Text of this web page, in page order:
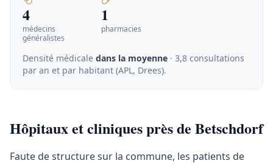
4
médecins
généralistes
1
pharmacies
Densité médicale dans la moyenne · 3,8 consultations
par an et par habitant (APL, Drees).
Hôpitaux et cliniques près de Betschdorf
Faute de structure sur la commune, les patients de